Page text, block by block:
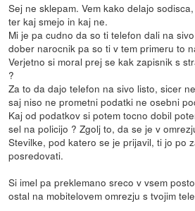
Sej ne sklepam. Vem kako delajo
ter kaj smejo in kaj ne.
Mi je pa cudno da so ti telefon dali na
dober narocnik pa so ti v tem primeru to
Verjetno si moral prej se kak zapisnik s
?
Za to da dajo telefon na sivo listo, sicer
saj niso ne prometni podatki ne osebni
Kaj od podatkov si potem tocno dobil
sel na policijo ? Zgolj to, da se je v
Stevilke, pod katero se je prijavil, ti jo po
posredovati.
Si imel pa preklemano sreco v vsem
ostal na mobitelovem omrezju s tvojim